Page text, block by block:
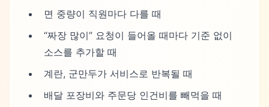
면 중량이 직원마다 다를 때
“짜장 많이” 요청이 들어올 때마다 기준 없이
소스를 추가할 때
계란, 군만두가 서비스로 반복될 때
배달 포장비와 주문당 인건비를 빼먹을 때